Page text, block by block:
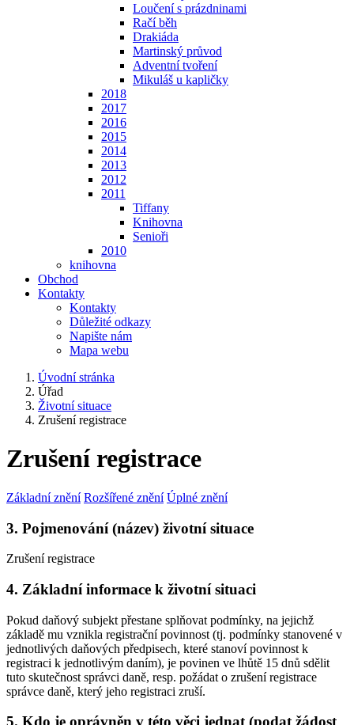
Loučení s prázdninami
Račí běh
Drakiáda
Martinský průvod
Adventní tvoření
Mikuláš u kapličky
2018
2017
2016
2015
2014
2013
2012
2011
Tiffany
Knihovna
Senioři
2010
knihovna
Obchod
Kontakty
Kontakty
Důležité odkazy
Napište nám
Mapa webu
Úvodní stránka
Úřad
Životní situace
Zrušení registrace
Zrušení registrace
Základní znění Rozšířené znění Úplné znění
3. Pojmenování (název) životní situace
Zrušení registrace
4. Základní informace k životní situaci
Pokud daňový subjekt přestane splňovat podmínky, na jejichž
základě mu vznikla registrační povinnost (tj. podmínky stanovené v
jednotlivých daňových předpisech, které stanoví povinnost k
registraci k jednotlivým daním), je povinen ve lhůtě 15 dnů sdělit
tuto skutečnost správci daně, resp. požádat o zrušení registrace
správce daně, který jeho registraci zruší.